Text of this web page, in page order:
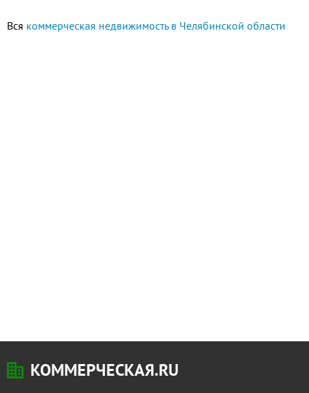
Вся коммерческая недвижимость в Челябинской области
КОММЕРЧЕСКАЯ.RU